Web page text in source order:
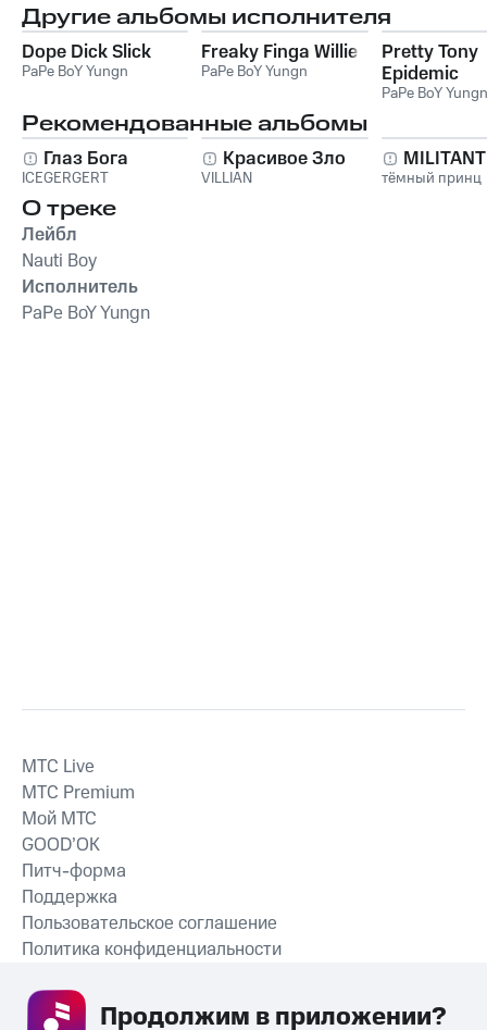
Другие альбомы исполнителя
Dope Dick Slick
PaPe BoY Yungn
Freaky Finga Willie
PaPe BoY Yungn
Pretty Tony
Epidemic
PaPe BoY Yungn
Рекомендованные альбомы
Глаз Бога
ICEGERGERT
Красивое Зло
VILLIAN тёмный принц
О треке
Лейбл
Nauti Boy
Исполнитель
PaPe BoY Yungn
СКАЧАТЬ ПРИЛОЖЕНИЕ
MTС Live
MTС Premium
Мой МТС
GOOD’OK
Питч-форма
Поддержка
Пользовательское соглашение
Политика конфиденциальности